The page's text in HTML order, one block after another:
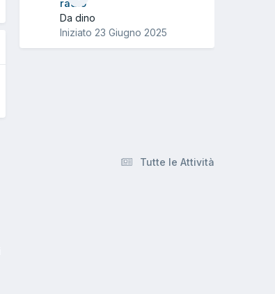
radio
Da dino
Iniziato 23 Giugno 2025
Tutte le Attività